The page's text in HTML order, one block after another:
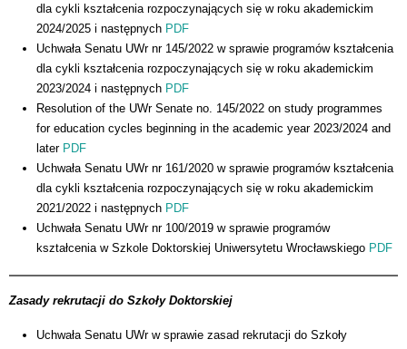
dla cykli kształcenia rozpoczynających się w roku akademickim
2024/2025 i następnych PDF
Uchwała Senatu UWr nr 145/2022 w sprawie programów kształcenia
dla cykli kształcenia rozpoczynających się w roku akademickim
2023/2024 i następnych PDF
Resolution of the UWr Senate no. 145/2022 on study programmes
for education cycles beginning in the academic year 2023/2024 and
later PDF
Uchwała Senatu UWr nr 161/2020 w sprawie programów kształcenia
dla cykli kształcenia rozpoczynających się w roku akademickim
2021/2022 i następnych PDF
Uchwała Senatu UWr nr 100/2019 w sprawie programów
kształcenia w Szkole Doktorskiej Uniwersytetu Wrocławskiego PDF
Zasady rekrutacji do Szkoły Doktorskiej
Uchwała Senatu UWr w sprawie zasad rekrutacji do Szkoły